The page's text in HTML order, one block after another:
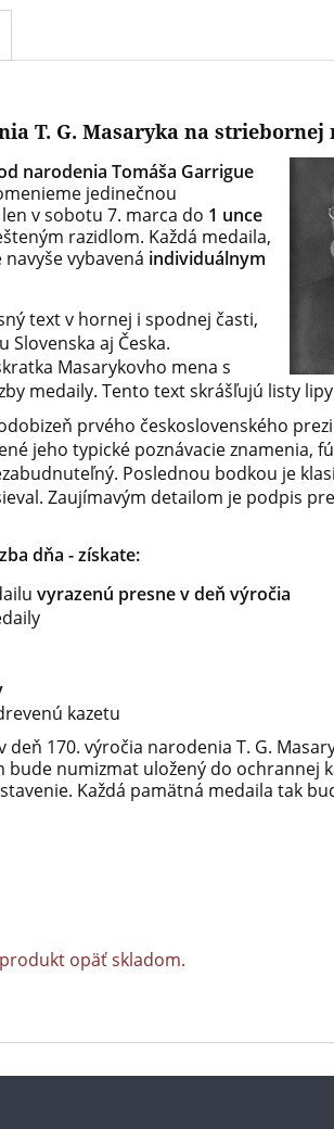
T. G. Masaryka na striebornej
narodenia Tomáša Garrigue
jedinečnou
v sobotu 7. marca do 1 unce
razidlom. Každá medaila,
navyše vybavená individuálnym
text v hornej i spodnej časti,
aj Česka.
Masarykovho mena s
medaily. Tento text skrášľujú listy
prvého československého
jeho typické poznávacie znamenia,
Poslednou bodkou je
Zaujímavým detailom je podpis
dňa - získate:
vyrazenú presne v deň výročia
kazetu
170. výročia narodenia T. G.
numizmat uložený do ochrannej
Každá pamätná medaila tak
opäť skladom.